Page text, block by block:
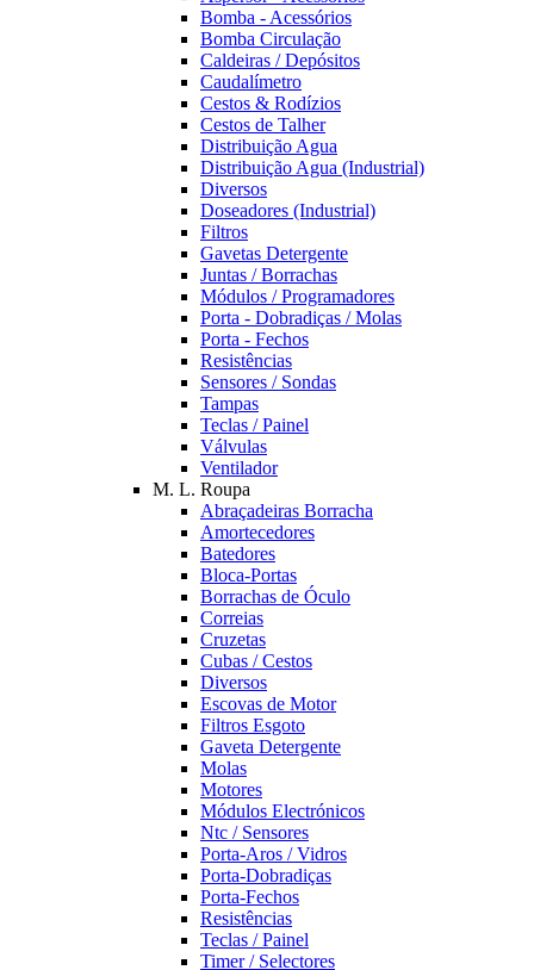
Bomba - Acessórios
Bomba Circulação
Caldeiras / Depósitos
Caudalímetro
Cestos & Rodízios
Cestos de Talher
Distribuição Agua
Distribuição Agua (Industrial)
Diversos
Doseadores (Industrial)
Filtros
Gavetas Detergente
Juntas / Borrachas
Módulos / Programadores
Porta - Dobradiças / Molas
Porta - Fechos
Resistências
Sensores / Sondas
Tampas
Teclas / Painel
Válvulas
Ventilador
M. L. Roupa
Abraçadeiras Borracha
Amortecedores
Batedores
Bloca-Portas
Borrachas de Óculo
Correias
Cruzetas
Cubas / Cestos
Diversos
Escovas de Motor
Filtros Esgoto
Gaveta Detergente
Molas
Motores
Módulos Electrónicos
Ntc / Sensores
Porta-Aros / Vidros
Porta-Dobradiças
Porta-Fechos
Resistências
Teclas / Painel
Timer / Selectores